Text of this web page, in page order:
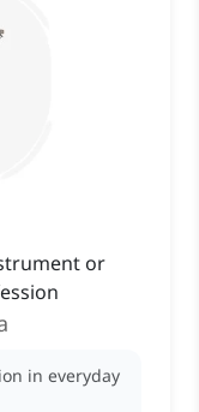
or
in everyday